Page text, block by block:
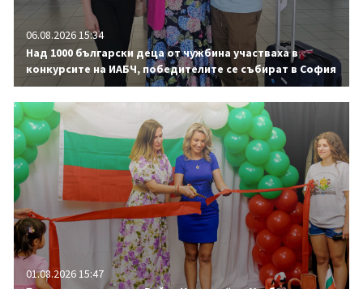
06.08.2026 15:34
Над 1000 български деца от чужбина участваха в
конкурсите на ИАБЧ, победителите се събират в София
01.08.2026 15:47